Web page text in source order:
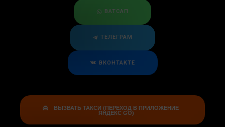
ВАТСАП
ТЕЛЕГРАМ
ВКОНТАКТЕ
ВЫЗВАТЬ ТАКСИ (ПЕРЕХОД В ПРИЛОЖЕНИЕ
ЯНДЕКС GO)